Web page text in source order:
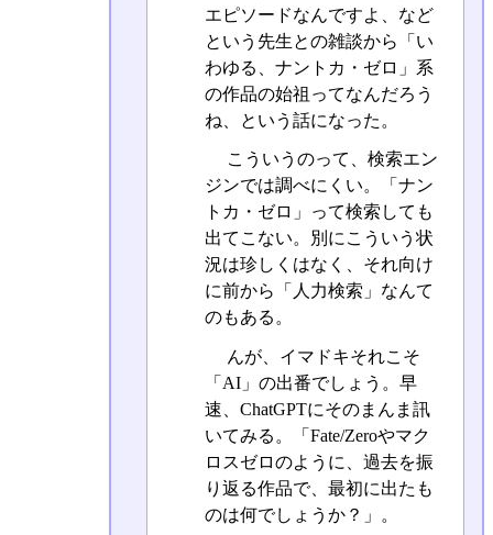
エピソードなんですよ、など
という先生との雑談から「い
わゆる、ナントカ・ゼロ」系
の作品の始祖ってなんだろう
ね、という話になった。
こういうのって、検索エン
ジンでは調べにくい。「ナン
トカ・ゼロ」って検索しても
出てこない。別にこういう状
況は珍しくはなく、それ向け
に前から「人力検索」なんて
のもある。
んが、イマドキそれこそ
「AI」の出番でしょう。早
速、ChatGPTにそのまんま訊
いてみる。「Fate/Zeroやマク
ロスゼロのように、過去を振
り返る作品で、最初に出たも
のは何でしょうか？」。